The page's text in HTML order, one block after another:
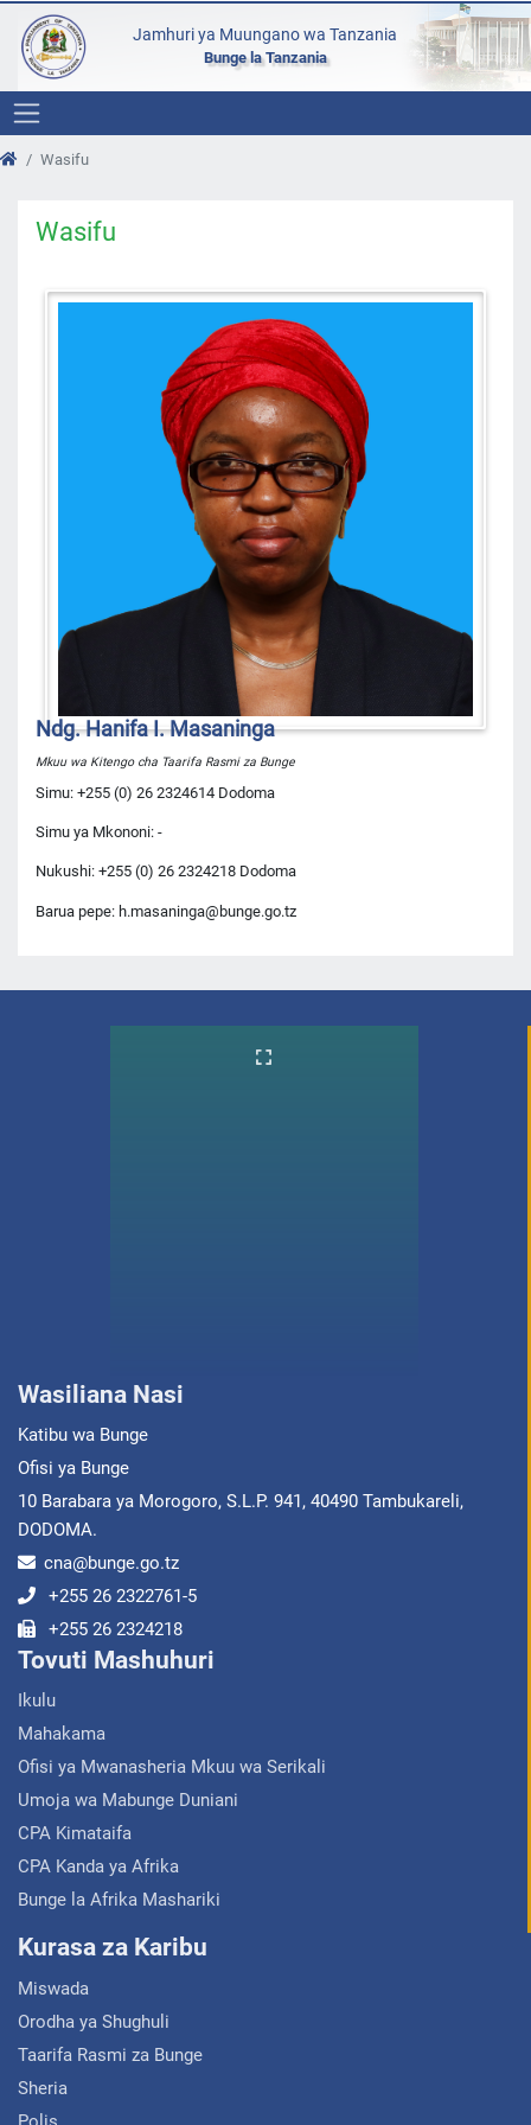
Jamhuri ya Muungano wa Tanzania
Bunge la Tanzania
Wasifu
Wasifu
Ndg. Hanifa I. Masaninga
Mkuu wa Kitengo cha Taarifa Rasmi za Bunge
Simu: +255 (0) 26 2324614 Dodoma
Simu ya Mkononi: -
Nukushi: +255 (0) 26 2324218 Dodoma
Barua pepe: h.masaninga@bunge.go.tz
Wasiliana Nasi
Katibu wa Bunge
Ofisi ya Bunge
10 Barabara ya Morogoro, S.L.P. 941, 40490 Tambukareli,
DODOMA.
cna@bunge.go.tz
+255 26 2322761-5
+255 26 2324218
Tovuti Mashuhuri
Ikulu
Mahakama
Ofisi ya Mwanasheria Mkuu wa Serikali
Umoja wa Mabunge Duniani
CPA Kimataifa
CPA Kanda ya Afrika
Bunge la Afrika Mashariki
Kurasa za Karibu
Miswada
Orodha ya Shughuli
Taarifa Rasmi za Bunge
Sheria